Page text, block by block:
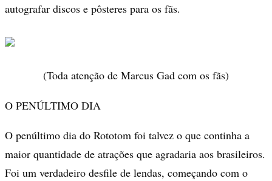
autografar discos e pôsteres para os fãs.
(Toda atenção de Marcus Gad com os fãs)
O PENÚLTIMO DIA
O penúltimo dia do Rototom foi talvez o que continha a
maior quantidade de atrações que agradaria aos brasileiros.
Foi um verdadeiro desfile de lendas, começando com o